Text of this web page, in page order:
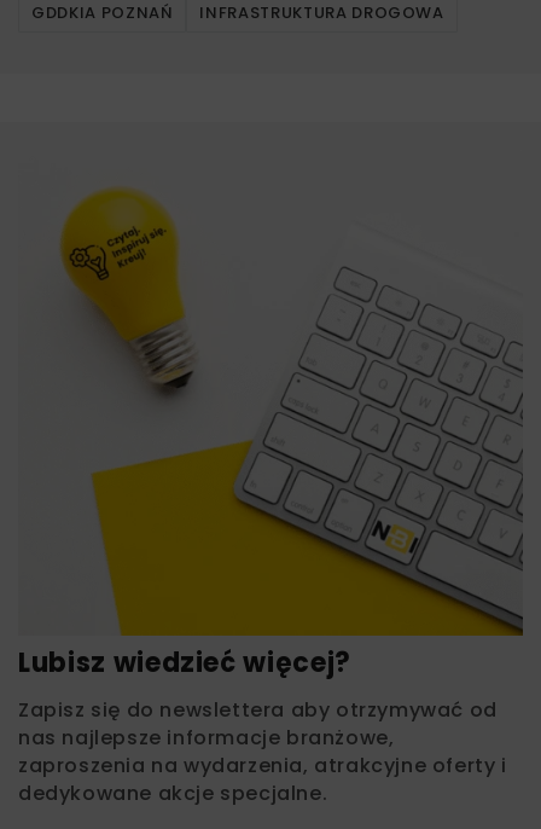
GDDKIA POZNAŃ INFRASTRUKTURA DROGOWA
Lubisz wiedzieć więcej?
Zapisz się do newslettera aby otrzymywać od
nas najlepsze informacje branżowe,
zaproszenia na wydarzenia, atrakcyjne oferty i
dedykowane akcje specjalne.